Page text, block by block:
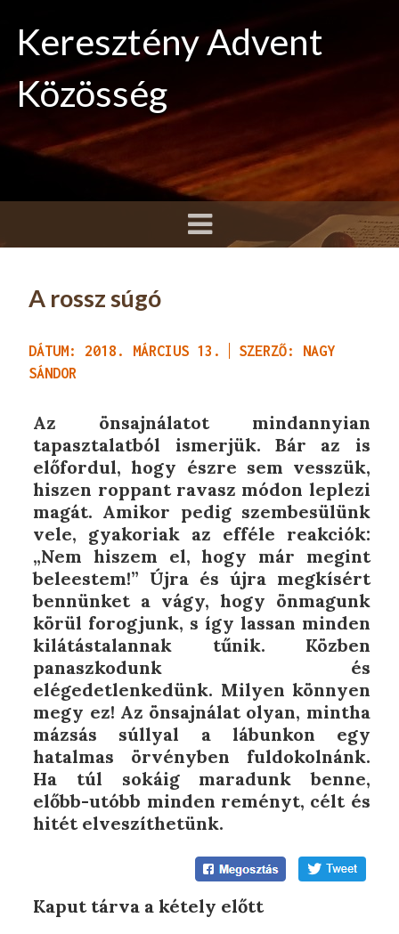
Keresztény Advent
Közösség
A rossz súgó
DÁTUM: 2018. MÁRCIUS 13.
SZERZŐ: NAGY
SÁNDOR
Az önsajnálatot mindannyian
tapasztalatból ismerjük. Bár az is
előfordul, hogy észre sem vesszük,
hiszen roppant ravasz módon leplezi
magát. Amikor pedig szembesülünk
vele, gyakoriak az efféle reakciók:
„Nem hiszem el, hogy már megint
beleestem!” Újra és újra megkísért
bennünket a vágy, hogy önmagunk
körül forogjunk, s így lassan minden
kilátástalannak tűnik. Közben
panaszkodunk és
elégedetlenkedünk. Milyen könnyen
megy ez! Az önsajnálat olyan, mintha
mázsás súllyal a lábunkon egy
hatalmas örvényben fuldokolnánk.
Ha túl sokáig maradunk benne,
előbb-utóbb minden reményt, célt és
hitét elveszíthetünk.
Kaput tárva a kétely előtt